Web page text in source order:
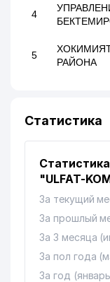
4
5
РАЙОНА
Статистика
"ULFAT-
За текущий
За прошлый
За 3 месяца
За пол года
За год